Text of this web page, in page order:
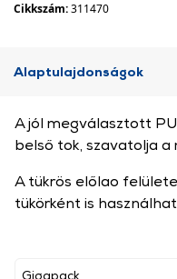
Cikkszám:311470
Alaptulajdonságok
Gigapack
A jól megválasztott
belső tok, szavatolja a
A tükrös előlao
tükörként is